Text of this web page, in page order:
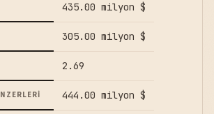
435.00 milyon $
305.00 milyon $
2.69
444.00 milyon $